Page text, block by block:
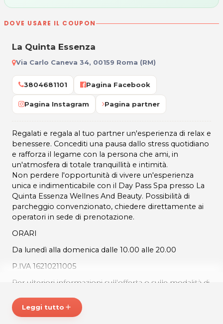
DOVE USARE IL COUPON
La Quinta Essenza
Via Carlo Caneva 34, 00159 Roma (RM)
3804681101 Pagina Facebook
Pagina Instagram Pagina partner
Regalati e regala al tuo partner un'esperienza di relax e
benessere. Concediti una pausa dallo stress quotidiano
e rafforza il legame con la persona che ami, in
un'atmosfera di totale tranquillità e intimità.
Non perdere l'opportunità di vivere un'esperienza
unica e indimenticabile con il Day Pass Spa presso La
Quinta Essenza Wellnes And Beauty. Possibilità di
parcheggio convenzionato, chiedere direttamente ai
operatori in sede di prenotazione.
ORARI
Da lunedì alla domenica dalle 10.00 alle 20.00
P.IVA 16210211005
Per ulteriori informazioni sull'offerta o sulle modalità di
Leggi tutto add